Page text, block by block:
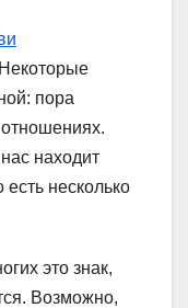
пора
отношениях.
находит
несколько
это знак,
Возможно,